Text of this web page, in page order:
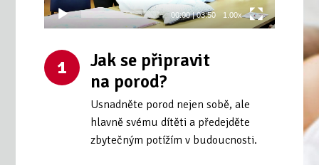
00:00|03:50 1.00x
1
Jak se připravit
na porod?
Usnadněte porod nejen sobě, ale
hlavně svému dítěti a předejděte
zbytečným potížím v budoucnosti.